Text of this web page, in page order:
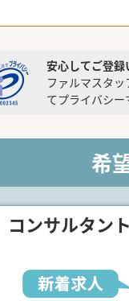
安心してご登
ファルマスタッ
てプライバシー
希
コンサルタン